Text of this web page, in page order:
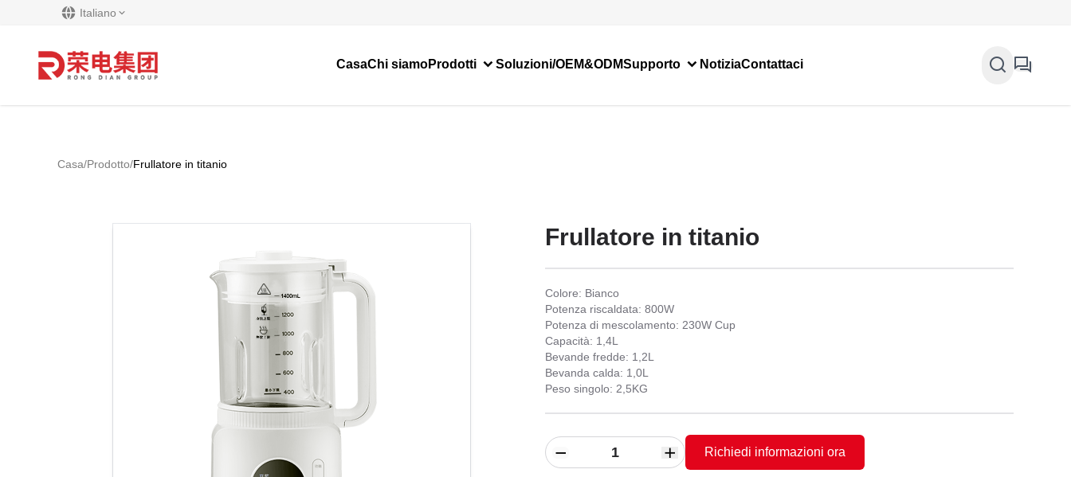
Italiano
CasaChi siamoProdotti Soluzioni/OEM&ODMSupporto NotiziaContattaci
Casa/Prodotto/Frullatore in titanio
Frullatore in titanio
Colore: Bianco
Potenza riscaldata: 800W
Potenza di mescolamento: 230W Cup
Capacità: 1,4L
Bevande fredde: 1,2L
Bevanda calda: 1,0L
Peso singolo: 2,5KG
Richiedi informazioni ora